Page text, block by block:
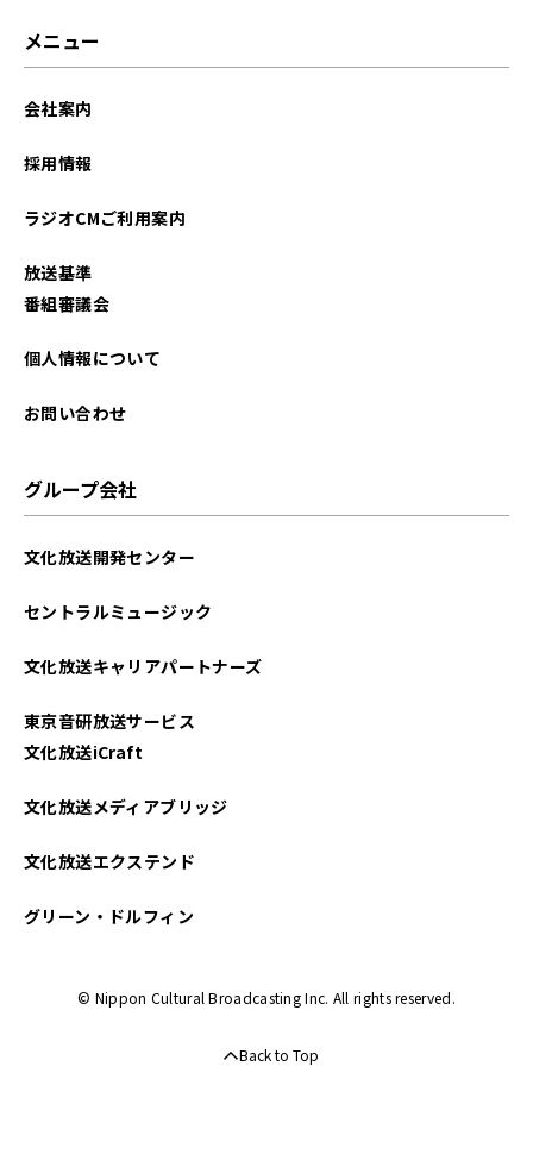
メニュー
会社案内
採用情報
ラジオCMご利用案内
放送基準
番組審議会
個人情報について
お問い合わせ
グループ会社
文化放送開発センター
セントラルミュージック
文化放送キャリアパートナーズ
東京音研放送サービス
文化放送iCraft
文化放送メディアブリッジ
文化放送エクステンド
グリーン・ドルフィン
© Nippon Cultural Broadcasting Inc. All rights reserved.
Back to Top